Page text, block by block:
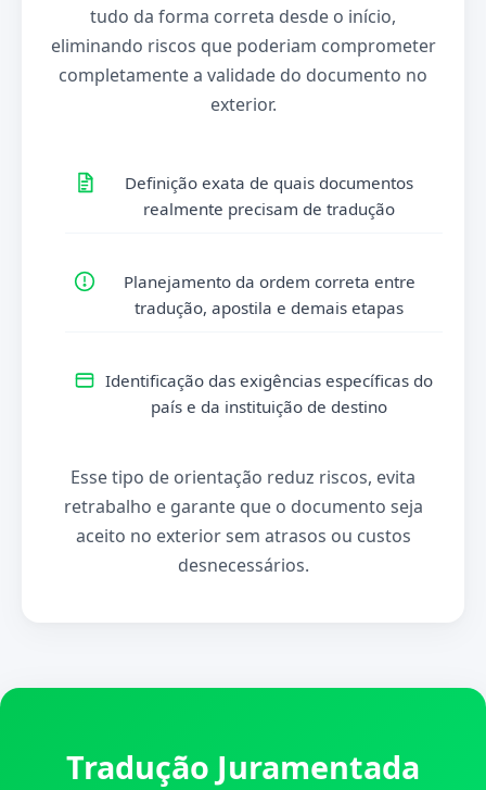
tudo da forma correta desde o início,
eliminando riscos que poderiam comprometer
completamente a validade do documento no
exterior.
Definição exata de quais documentos
realmente precisam de tradução
Planejamento da ordem correta entre
tradução, apostila e demais etapas
Identificação das exigências específicas do
país e da instituição de destino
Esse tipo de orientação reduz riscos, evita
retrabalho e garante que o documento seja
aceito no exterior sem atrasos ou custos
desnecessários.
Tradução Juramentada